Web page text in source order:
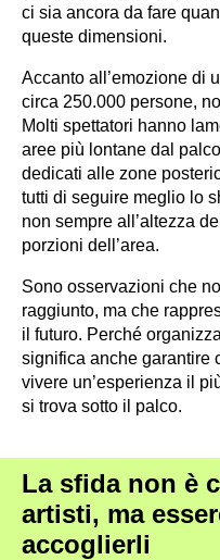
ci sia ancora da fare
queste dimensioni.
Accanto all’emozione di
circa 250.000 persone,
Molti spettatori hanno
aree più lontane dal
dedicati alle zone
tutti di seguire meglio lo
non sempre all’altezza
porzioni dell’area.
Sono osservazioni che
raggiunto, ma che
il futuro. Perché
significa anche garantire
vivere un’esperienza il
si trova sotto il palco.
La sfida non è
artisti, ma
accoglierli